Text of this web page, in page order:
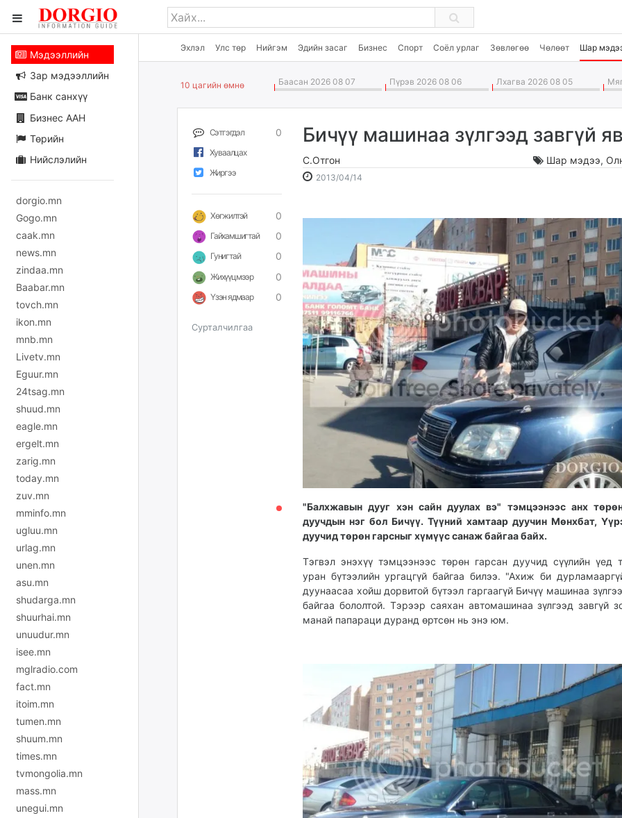
Эхлэл Улс төр Нийгэм Эдийн засаг Бизнес Спорт Соёл урлаг Зөвлөгөө Чөлөөт Шар
Мэдээллийн
Зар мэдээллийн
Банк санхүү
Бизнес ААН
Төрийн
Нийслэлийн
dorgio.mn
Gogo.mn
caak.mn
news.mn
zindaa.mn
Baabar.mn
tovch.mn
ikon.mn
mnb.mn
Livetv.mn
Eguur.mn
24tsag.mn
shuud.mn
eagle.mn
ergelt.mn
zarig.mn
today.mn
zuv.mn
mminfo.mn
ugluu.mn
urlag.mn
unen.mn
asu.mn
shudarga.mn
shuurhai.mn
unuudur.mn
isee.mn
mglradio.com
fact.mn
itoim.mn
tumen.mn
shuum.mn
times.mn
tvmongolia.mn
mass.mn
unegui.mn
10 цагийн өмнө Баасан 2026 08 07 Пүрэв 2026 08 06 Лхагва 2026 08 05
Сэтгэгдэл 0
Хуваалцах
Жиргээ
Хөгжилтэй 0
Гайхамшигтай 0
Гунигтай 0
Жихүүцмээр 0
Үзэн ядмаар 0
Сурталчилгаа
Бичүү машинаа зүлгээд завгүй
С.Отгон Шар мэдээ,
2013/04/14
"Балхжавын дууг хэн сайн дуулах вэ" тэмцээнээс анх
дуучдын нэг бол Бичүү. Түүний хамтаар дуучин Мөнхбат,
дуучид төрөн гарсныг хүмүүс санаж байгаа байх.
Тэгвэл энэхүү тэмцээнээс төрөн гарсан дуучид сүүлийн үед
уран бүтээлийн ургацгүй байгаа билээ. "Ахиж би
дуунаасаа хойш дорвитой бүтээл гаргаагүй Бичүү машинаа
байгаа бололтой. Тэрээр саяхан автомашинаа зүлгээд завгүй
манай папараци дуранд өртсөн нь энэ юм.